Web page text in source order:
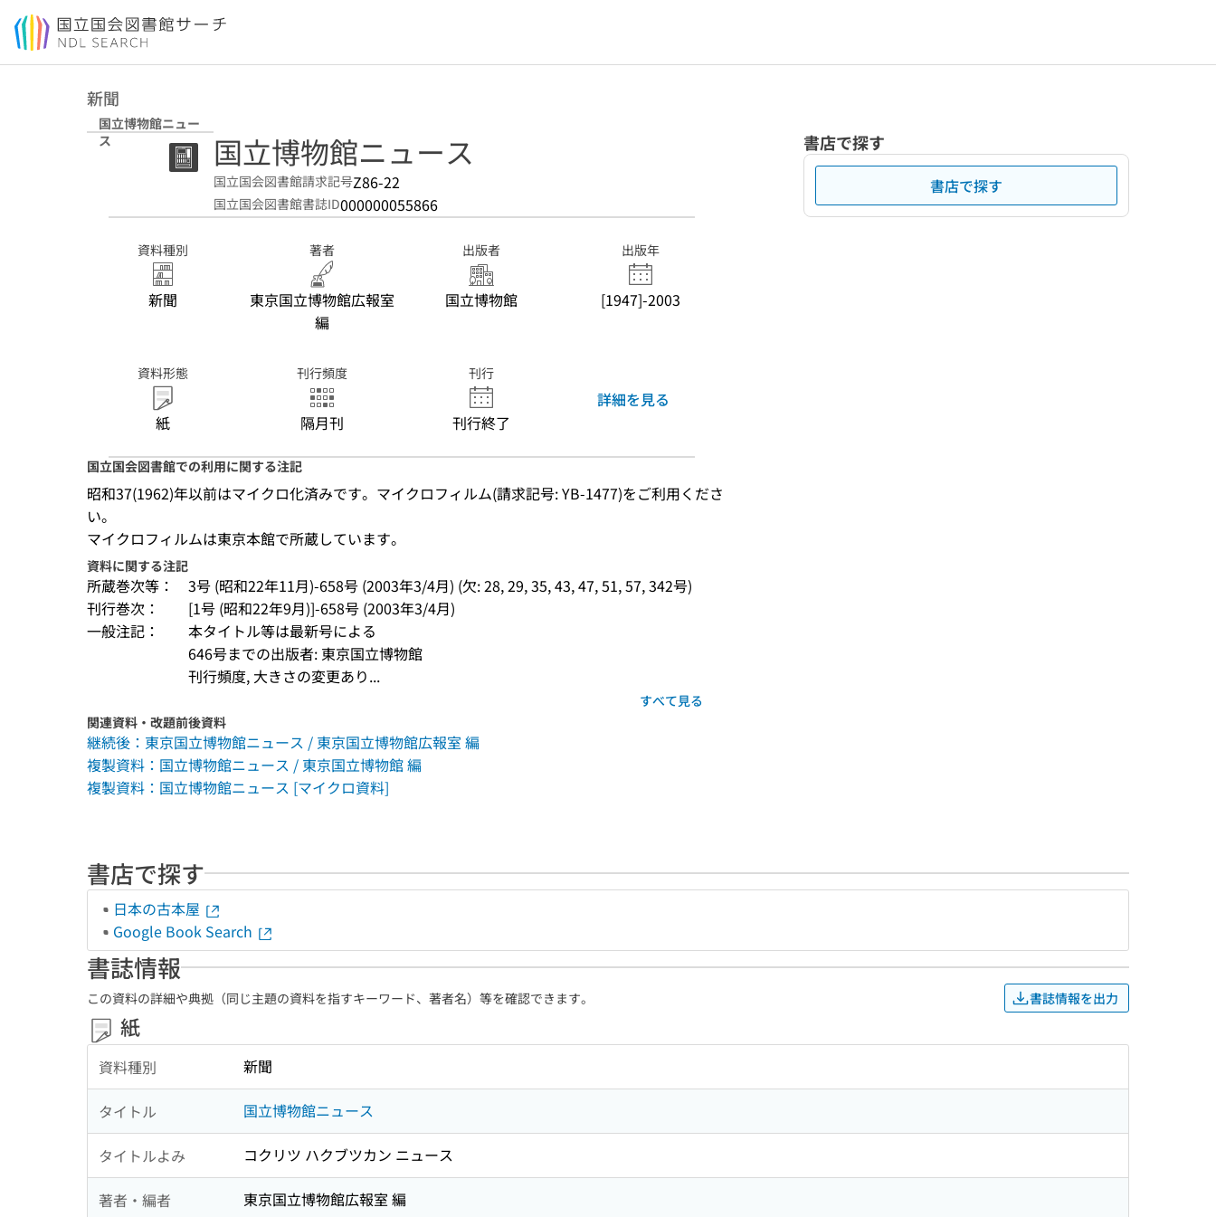
本文へ移動
新聞
国立博物館ニュー
ス
国立博物館ニュース
国立国会図書館請求記号Z86-22
国立国会図書館書誌ID000000055866
資料種別
新聞
著者
東京国立博物館広報室
編
出版者
国立博物館
出版年
[1947]-2003
資料形態
紙
刊行頻度
隔月刊
刊行
刊行終了
詳細を見る
国立国会図書館での利用に関する注記
昭和37(1962)年以前はマイクロ化済みです。マイクロフィルム(請求記号: YB-1477)をご利用くださ
い。
マイクロフィルムは東京本館で所蔵しています。
資料に関する注記
所蔵巻次等：
3号 (昭和22年11月)-658号 (2003年3/4月) (欠: 28, 29, 35, 43, 47, 51, 57, 342号)
刊行巻次：
[1号 (昭和22年9月)]-658号 (2003年3/4月)
一般注記：
本タイトル等は最新号による
646号までの出版者: 東京国立博物館
刊行頻度, 大きさの変更あり...
すべて見る
関連資料・改題前後資料
継続後：東京国立博物館ニュース / 東京国立博物館広報室 編
複製資料：国立博物館ニュース / 東京国立博物館 編
複製資料：国立博物館ニュース [マイクロ資料]
書店で探す
書店で探す
書店で探す
日本の古本屋
Google Book Search
書誌情報
この資料の詳細や典拠（同じ主題の資料を指すキーワード、著者名）等を確認できます。 書誌情報を出力
紙
資料種別 新聞
タイトル 国立博物館ニュース
タイトルよみ コクリツ ハクブツカン ニュース
著者・編者 東京国立博物館広報室 編